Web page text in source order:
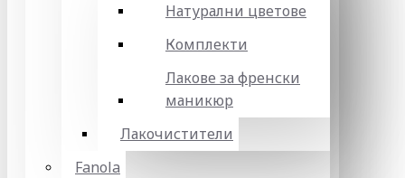
Натурални цветове
Комплекти
Лакове за френски
маникюр
Лакочистители
Fanola